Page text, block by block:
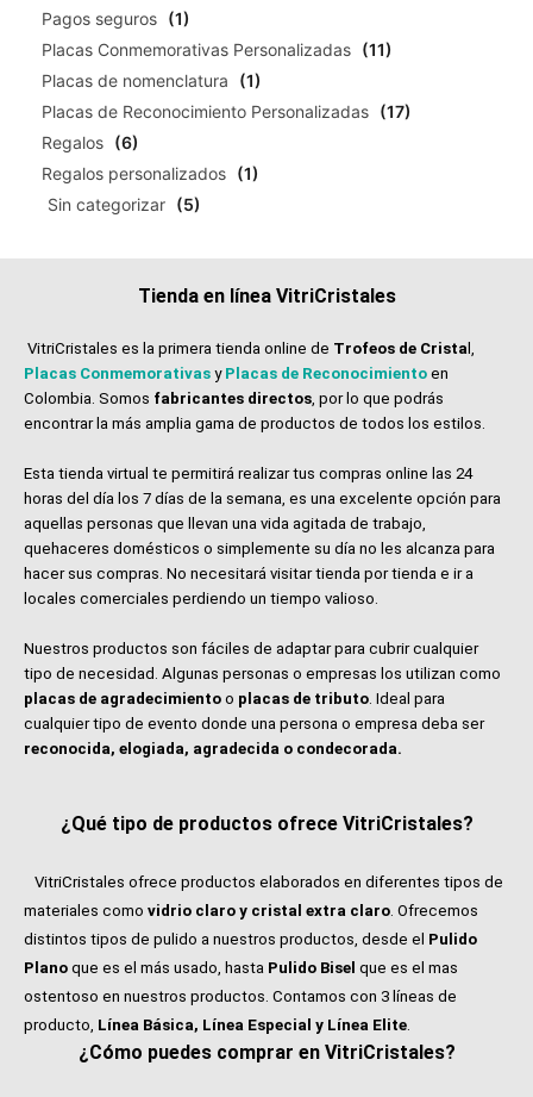
Pagos seguros (1)
Placas Conmemorativas Personalizadas (11)
Placas de nomenclatura
(1)
Placas de Reconocimiento Personalizadas (17)
Regalos (6)
Regalos personalizados (1)
Sin categorizar (5)
Tienda en línea VitriCristales
VitriCristales es la primera tienda online de Trofeos de Crista l,
Placas Conmemorativas y Placas de Reconocimiento en
Colombia. Somos fabricantes directos, por lo que podrás
encontrar la más amplia gama de productos de todos los estilos.
Esta tienda virtual te permitirá realizar tus compras online las 24
horas del día los 7 días de la semana, es una excelente opción para
aquellas personas que llevan una vida agitada de trabajo,
quehaceres domésticos o simplemente su día no les alcanza para
hacer sus compras. No necesitará visitar tienda por tienda e ir a
locales comerciales perdiendo un tiempo valioso.
Nuestros productos son fáciles de adaptar para cubrir cualquier
tipo de necesidad. Algunas personas o empresas los utilizan como
placas de agradecimiento o placas de tributo. Ideal para
cualquier tipo de evento donde una persona o empresa deba ser
reconocida, elogiada, agradecida o condecorada.
¿Qué tipo de productos ofrece VitriCristales?
VitriCristales ofrece productos elaborados en diferentes tipos de
materiales como vidrio claro y cristal extra claro. Ofrecemos
distintos tipos de pulido a nuestros productos, desde el Pulido
Plano que es el más usado, hasta Pulido Bisel que es el mas
ostentoso en nuestros productos. Contamos con 3 líneas de
producto, Línea Básica, Línea Especial y Línea Elite.
¿Cómo puedes comprar en VitriCristales?